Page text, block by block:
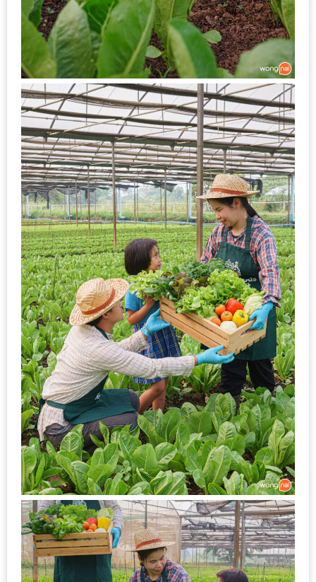
ที่
ต้อง
ห้าม
พลาด
สำหรับ
ฤดู
หนาว
นี้
กับ
PING
FAI
FESTIVAL
2
–
ช็อป
ฟิน
กิน
เพลิน
HFG
E-
NEWS
GAME
(SABAI
SEAFOOD)
HOMEPRO
FAIR
2017